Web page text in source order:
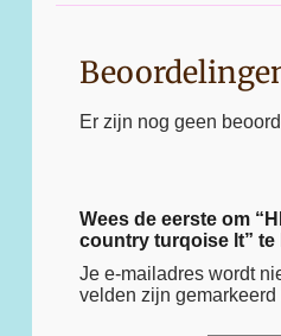
Er zijn nog geen
Wees de eerste om
country turqoise lt” te
Je e-mailadres wordt
velden zijn gemarkeerd